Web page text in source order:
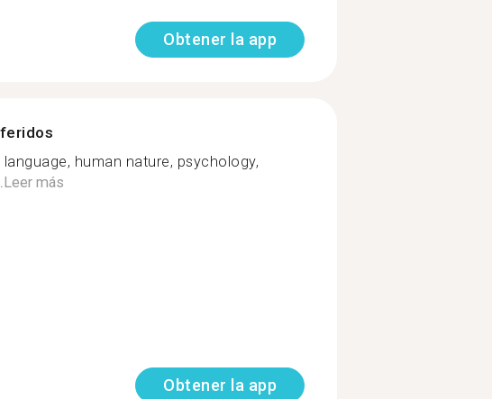
Obtener la app
human nature, psychology,
Leer más
Obtener la app